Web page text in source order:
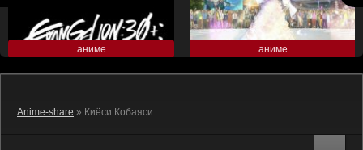
аниме аниме
Anime-share » Киёси Кобаяси